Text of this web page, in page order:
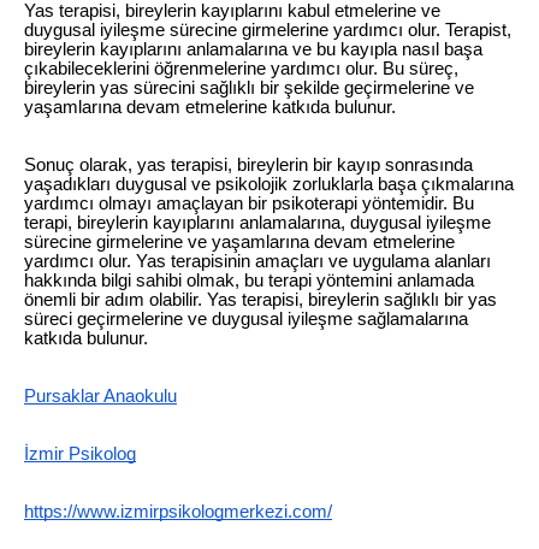
Yas terapisi, bireylerin kayıplarını kabul etmelerine ve
duygusal iyileşme sürecine girmelerine yardımcı olur. Terapist,
bireylerin kayıplarını anlamalarına ve bu kayıpla nasıl başa
çıkabileceklerini öğrenmelerine yardımcı olur. Bu süreç,
bireylerin yas sürecini sağlıklı bir şekilde geçirmelerine ve
yaşamlarına devam etmelerine katkıda bulunur.
Sonuç olarak, yas terapisi, bireylerin bir kayıp sonrasında
yaşadıkları duygusal ve psikolojik zorluklarla başa çıkmalarına
yardımcı olmayı amaçlayan bir psikoterapi yöntemidir. Bu
terapi, bireylerin kayıplarını anlamalarına, duygusal iyileşme
sürecine girmelerine ve yaşamlarına devam etmelerine
yardımcı olur. Yas terapisinin amaçları ve uygulama alanları
hakkında bilgi sahibi olmak, bu terapi yöntemini anlamada
önemli bir adım olabilir. Yas terapisi, bireylerin sağlıklı bir yas
süreci geçirmelerine ve duygusal iyileşme sağlamalarına
katkıda bulunur.
Pursaklar Anaokulu
İzmir Psikolog
https://www.izmirpsikologmerkezi.com/